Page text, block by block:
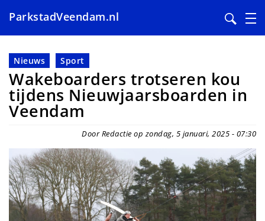
en
naar
de
inhoud
gaan
ParkstadVeendam.nl
Nieuws Sport
Wakeboarders trotseren kou
tijdens Nieuwjaarsboarden in
Veendam
Door Redactie op zondag, 5 januari, 2025 - 07:30